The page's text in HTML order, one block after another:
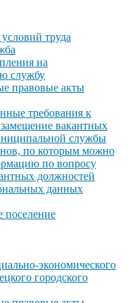
труда
на
службу
правовые акты
требования к
вакантных
службы
по которым можно
по вопросу
должностей
данных
поселение
экономического
городского